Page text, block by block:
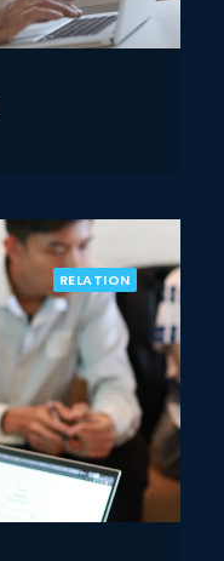
RELATION